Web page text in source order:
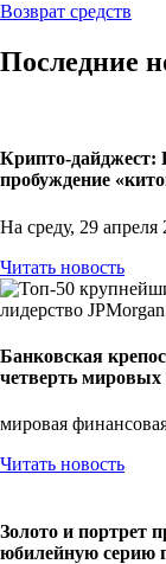
Возврат средств
Последние
Крипто-дайджест:
пробуждение
На среду, 29 апреля
Читать новость
Банковская
четверть мировых
мировая
Читать новость
Золото и портрет
юбилейную серию